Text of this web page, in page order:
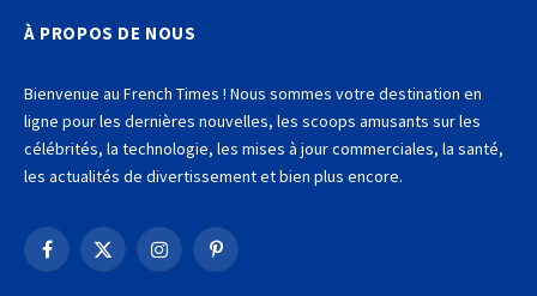
À PROPOS DE NOUS
Bienvenue au French Times ! Nous sommes votre destination en
ligne pour les dernières nouvelles, les scoops amusants sur les
célébrités, la technologie, les mises à jour commerciales, la santé,
les actualités de divertissement et bien plus encore.
Facebook
X
InstagramPinterest